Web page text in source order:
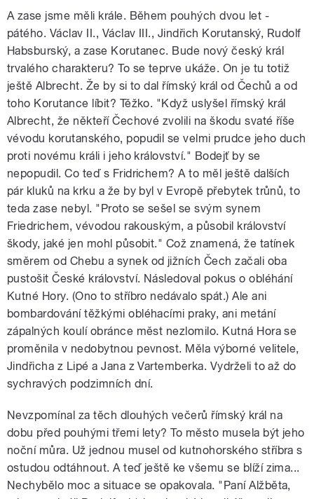
A zase jsme měli krále. Během pouhých dvou let -
pátého. Václav II., Václav III., Jindřich Korutanský, Rudolf
Habsburský, a zase Korutanec. Bude nový český král
trvalého charakteru? To se teprve ukáže. On je tu totiž
ještě Albrecht. Že by si to dal římský král od Čechů a od
toho Korutance líbit? Těžko. "Když uslyšel římský král
Albrecht, že někteří Čechové zvolili na škodu svaté říše
vévodu korutanského, popudil se velmi prudce jeho duch
proti novému králi i jeho království." Bodejť by se
nepopudil. Co teď s Fridrichem? A to měl ještě dalších
pár kluků na krku a že by byl v Evropě přebytek trůnů, to
teda zase nebyl. "Proto se sešel se svým synem
Friedrichem, vévodou rakouským, a působil království
škody, jaké jen mohl působit." Což znamená, že tatínek
směrem od Chebu a synek od jižních Čech začali oba
pustošit České království. Následoval pokus o obléhání
Kutné Hory. (Ono to stříbro nedávalo spát.) Ale ani
bombardování těžkými obléhacími praky, ani metání
zápalných koulí obránce měst nezlomilo. Kutná Hora se
proměnila v nedobytnou pevnost. Měla výborné velitele,
Jindřicha z Lipé a Jana z Vartemberka. Vydrželi to až do
sychravých podzimních dní.
Nevzpomínal za těch dlouhých večerů římský král na
dobu před pouhými třemi lety? To město musela být jeho
noční můra. Už jednou musel od kutnohorského stříbra s
ostudou odtáhnout. A teď ještě ke všemu se blíží zima...
Nechybělo moc a situace se opakovala. "Paní Alžběta,